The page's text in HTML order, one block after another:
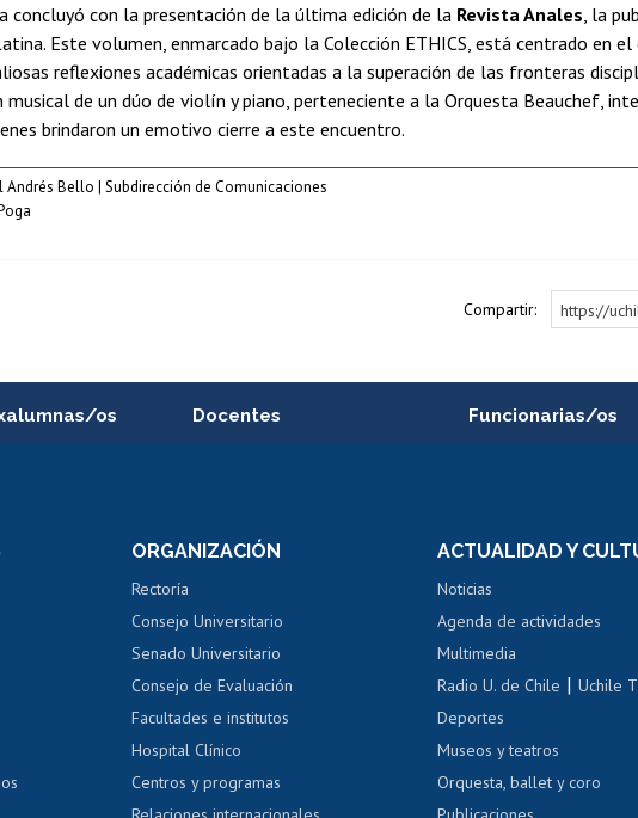
concluyó con la presentación de la última edición de la Revista Anales , la
Este volumen, enmarcado bajo la Colección ETHICS, está centrado en
reflexiones académicas orientadas a la superación de las fronteras
musical de un dúo de violín y piano, perteneciente a la Orquesta Beauchef,
brindaron un emotivo cierre a este encuentro.
Andrés Bello | Subdirección de Comunicaciones
Compartir: https://
os
de notas
alumnos
exalumnos
grados
Docentes
Perfeccionamiento
Evaluación docente
Calificación académica
Postulación al AUCAI
Funcionarias/os
Portal de movilidad
Certificado de renta
Certificado de renta
Gestión de correo uchile
Acoso laboral, sexual y
ORGANIZACIÓN
Rectoría
Consejo Universitario
Senado Universitario
Consejo de Evaluación
Facultades e institutos
Hospital Clínico
Centros y programas
ACTUALIDAD Y
Noticias
Agenda de actividades
Multimedia
Radio U. de Chile |Uchile
Deportes
Museos y teatros
Orquesta, ballet y coro